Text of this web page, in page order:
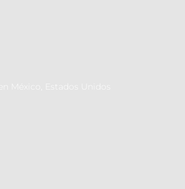
México, Estados Unidos